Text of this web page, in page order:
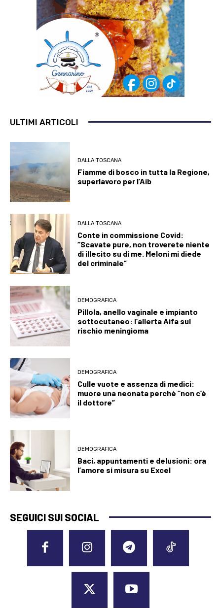
ULTIMI ARTICOLI
DALLA TOSCANA
Fiamme di bosco in tutta la Regione,
superlavoro per l’Aib
DALLA TOSCANA
Conte in commissione Covid:
“Scavate pure, non troverete niente
di illecito su di me. Meloni mi diede
del criminale”
DEMOGRAFICA
Pillola, anello vaginale e impianto
sottocutaneo: l’allerta Aifa sul
rischio meningioma
DEMOGRAFICA
Culle vuote e assenza di medici:
muore una neonata perché “non c’è
il dottore”
DEMOGRAFICA
Baci, appuntamenti e delusioni: ora
l’amore si misura su Excel
SEGUICI SUI SOCIAL